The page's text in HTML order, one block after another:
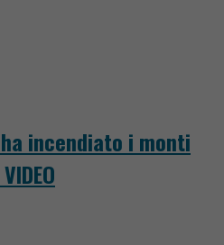
incendiato i monti